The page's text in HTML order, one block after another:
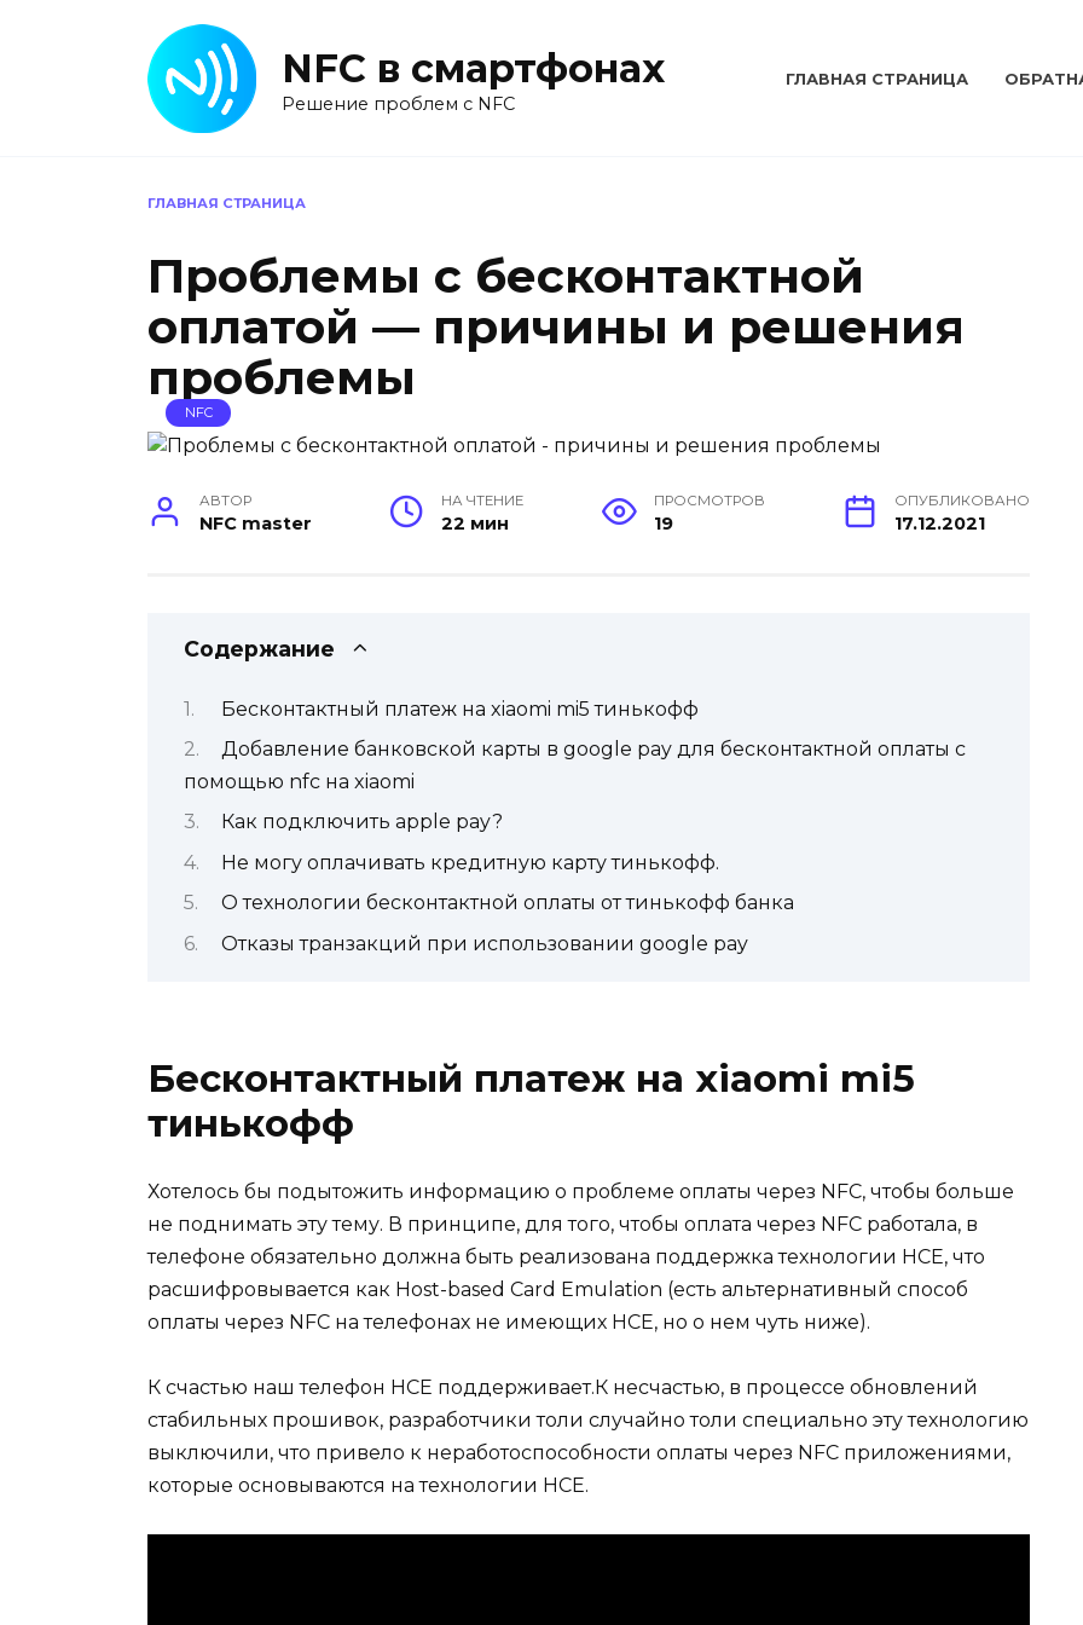
NFC в смартфонах
Решение проблем с NFC
ГЛАВНАЯ СТРАНИЦА
ГЛАВНАЯ СТРАНИЦА
Проблемы с бесконтактной
оплатой — причины и решения
проблемы
NFC
АВТОР
NFC master
НА ЧТЕНИЕ
22 мин
ПРОСМОТРОВ
19
ОПУБЛИКОВАНО
17.12.2021
Содержание
Бесконтактный платеж на xiaomi mi5 тинькофф
Добавление банковской карты в google pay для бесконтактной оплаты с
помощью nfc на xiaomi
Как подключить apple pay?
Не могу оплачивать кредитную карту тинькофф.
О технологии бесконтактной оплаты от тинькофф банка
Отказы транзакций при использовании google pay
Бесконтактный платеж на xiaomi mi5
тинькофф
Хотелось бы подытожить информацию о проблеме оплаты через NFC, чтобы больше
не поднимать эту тему. В принципе, для того, чтобы оплата через NFC работала, в
телефоне обязательно должна быть реализована поддержка технологии HCE, что
расшифровывается как Host-based Card Emulation (есть альтернативный способ
оплаты через NFC на телефонах не имеющих HCE, но о нем чуть ниже).
К счастью наш телефон HCE поддерживает.К несчастью, в процессе обновлений
стабильных прошивок, разработчики толи случайно толи специально эту технологию
выключили, что привело к неработоспособности оплаты через NFC приложениями,
которые основываются на технологии HCE.